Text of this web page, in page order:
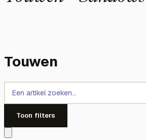
Touwen
Toon filters